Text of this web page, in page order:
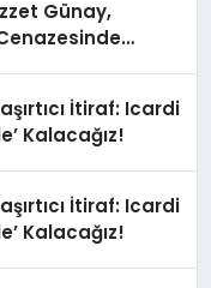
Günay,
İtiraf: Icardi
Kalacağız!
İtiraf: Icardi
Kalacağız!